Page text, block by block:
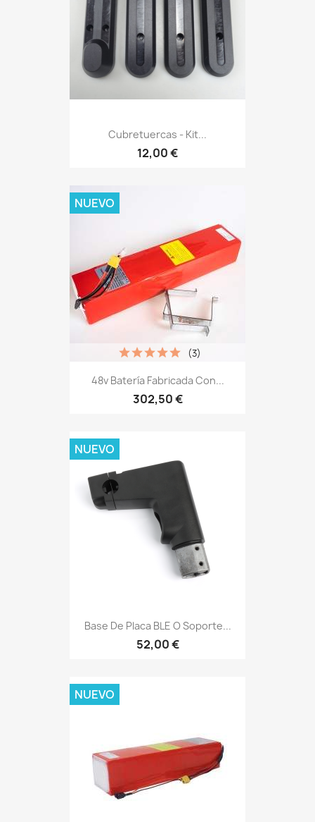
Cubretuercas - Kit...
12,00 €
48v Batería Fabricada Con...
302,50 €
(3)
NUEVO
Base De Placa BLE O Soporte...
52,00 €
NUEVO
NUEVO